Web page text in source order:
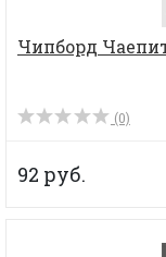
Чипборд
(0)
92 руб.